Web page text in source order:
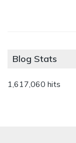
Blog Stats
1,617,060 hits